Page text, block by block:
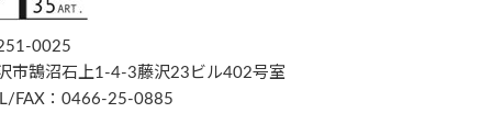
0025
市鵠沼石上1-4-3藤沢23ビル402号室
FAX：0466-25-0885